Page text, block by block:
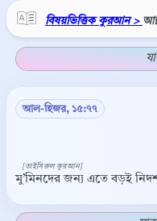
বিষয়ভিত্তিক কুরআন >
আল-হিজর, ১৫:৭৭
মু’মিনদের জন্য এতে বড়ই
[তাইসিরুল কুরআন]